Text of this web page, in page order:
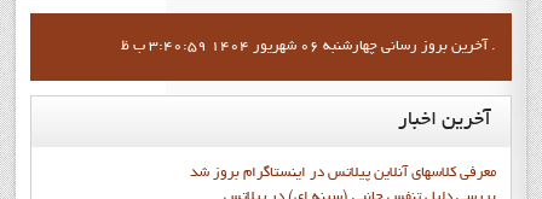
Warning: Illegal string offset 'active' in
home/ipilate6/public_html/templates/soul_search/html/pagination.php
on line96
home/ipilate6/public_html/templates/soul_search/html/pagination.php
on line 90
آخرين بروز رساني چهارشنبه 06 شهریور 1404 3:40:59 ب ظ .
آخرین اخبار
معرفی کلاسهای آنلاین پیلاتس در اینستاگرام بروز شد